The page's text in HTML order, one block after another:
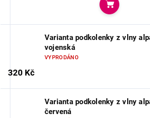
Do
Varianta podkolenky z vlny
vojenská
VYPRODÁNO
320 Kč
Varianta podkolenky z vlny
červená